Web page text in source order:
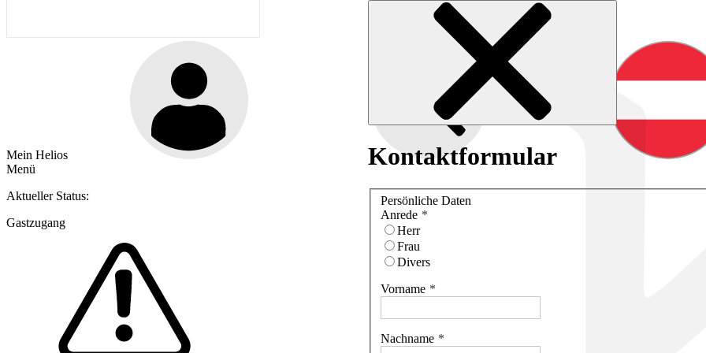
Mein Helios
Menü
Aktueller Status:
Gastzugang
Kontaktformular
Persönliche Daten
Anrede
Herr
Frau
Divers
Vorname
Nachname